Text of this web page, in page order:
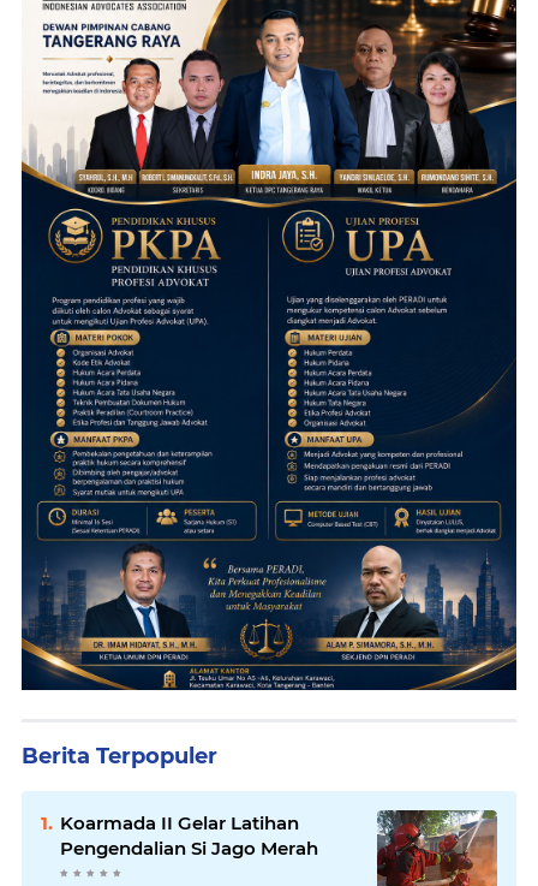
Berita Terpopuler
Koarmada II Gelar Latihan
Pengendalian Si Jago Merah